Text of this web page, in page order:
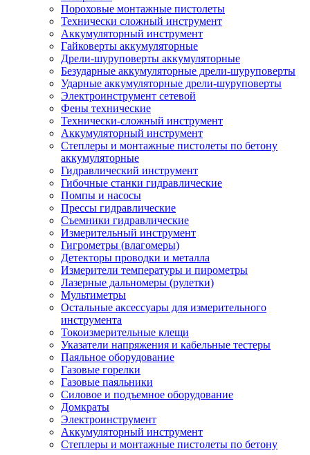
Пороховые монтажные пистолеты
Технически сложный инструмент
Аккумуляторный инструмент
Гайковерты аккумуляторные
Дрели-шуруповерты аккумуляторные
Безударные аккумуляторные дрели-шуруповерты
Ударные аккумуляторные дрели-шуруповерты
Электроинструмент сетевой
Фены технические
Технически-сложный инструмент
Аккумуляторный инструмент
Степлеры и монтажные пистолеты по бетону
аккумуляторные
Гидравлический инструмент
Гибочные станки гидравлические
Помпы и насосы
Прессы гидравлические
Съемники гидравлические
Измерительный инструмент
Гигрометры (влагомеры)
Детекторы проводки и металла
Измерители температуры и пирометры
Лазерные дальномеры (рулетки)
Мультиметры
Остальные аксессуары для измерительного
инструмента
Токоизмерительные клещи
Указатели напряжения и кабельные тестеры
Паяльное оборудование
Газовые горелки
Газовые паяльники
Силовое и подъемное оборудование
Домкраты
Электроинструмент
Аккумуляторный инструмент
Степлеры и монтажные пистолеты по бетону